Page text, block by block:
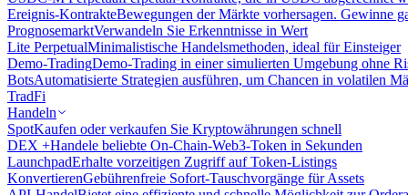
Ereignis-KontrakteBewegungen der Märkte vorhersagen. Gewinne
PrognosemarktVerwandeln Sie Erkenntnisse in Wert
Lite PerpetualMinimalistische Handelsmethoden, ideal für Einsteiger
Demo-TradingDemo-Trading in einer simulierten Umgebung ohne
BotsAutomatisierte Strategien ausführen, um Chancen in volatilen
TradFi
Handeln
SpotKaufen oder verkaufen Sie Kryptowährungen schnell
DEX +Handele beliebte On-Chain-Web3-Token in Sekunden
LaunchpadErhalte vorzeitigen Zugriff auf Token-Listings
KonvertierenGebührenfreie Sofort-Tauschvorgänge für Assets